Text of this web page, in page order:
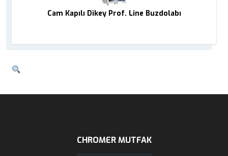
Cam Kapılı Dikey Prof. Line Buzdolabı
CHROMER MUTFAK